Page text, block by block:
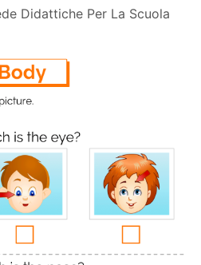
Didattiche Per La Scuola